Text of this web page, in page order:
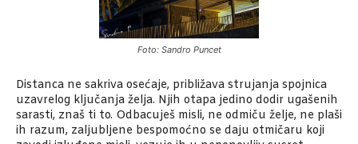
Foto: Sandro Puncet
Distanca ne sakriva osećaje, približava strujanja spojnica
uzavrelog ključanja želja. Njih otapa jedino dodir ugašenih
sarasti, znaš ti to. Odbacuješ misli, ne odmiču želje, ne plaši
ih razum, zaljubljene bespomoćno se daju otmičaru koji